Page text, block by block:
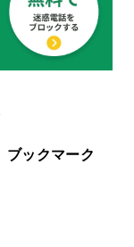
ブックマーク